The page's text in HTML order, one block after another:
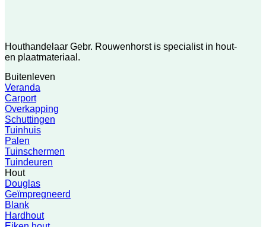
Houthandelaar Gebr. Rouwenhorst is specialist in hout-
en plaatmateriaal.
Buitenleven
Veranda
Carport
Overkapping
Schuttingen
Tuinhuis
Palen
Tuinschermen
Tuindeuren
Hout
Douglas
Geïmpregneerd
Blank
Hardhout